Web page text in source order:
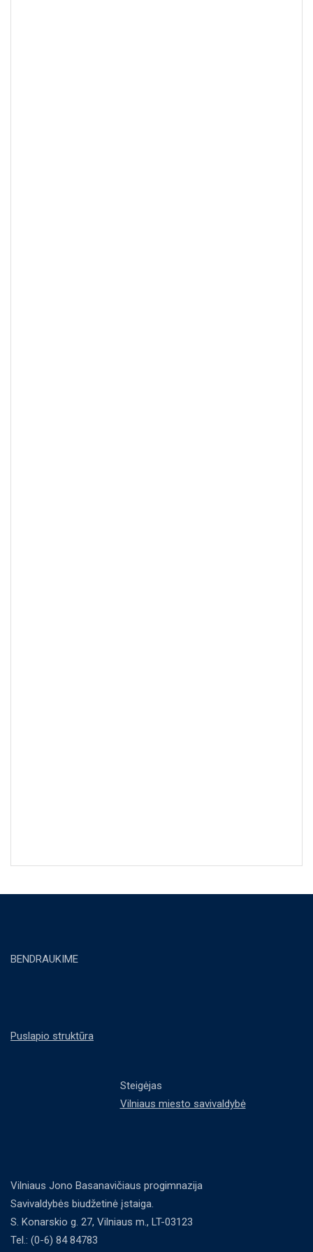
BENDRAUKIME
Puslapio struktūra
Steigėjas
Vilniaus miesto savivaldybė
Vilniaus Jono Basanavičiaus progimnazija
Savivaldybės biudžetinė įstaiga.
S. Konarskio g. 27, Vilniaus m., LT-03123
Tel.: (0-6) 84 84783